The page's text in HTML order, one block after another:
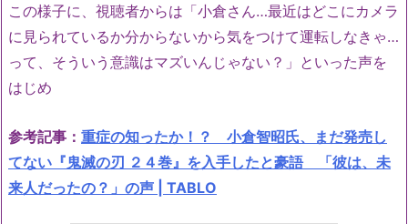
この様子に、視聴者からは「小倉さん…最近はどこにカメラ
に見られているか分からないから気をつけて運転しなきゃ…
って、そういう意識はマズいんじゃない？」といった声を
はじめ
参考記事： 重症の知ったか！？ 小倉智昭氏、まだ発売し
てない『鬼滅の刃 ２４巻』を入手したと豪語 「彼は、未
来人だったの？」の声 | TABLO